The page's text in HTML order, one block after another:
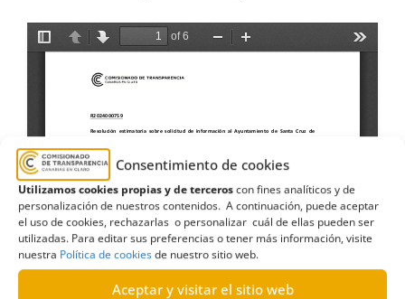
Consentimiento de cookies
Utilizamos cookies propias y de terceroscon fines analíticos y de
personalización de nuestros contenidos. A continuación, puede aceptar
el uso de cookies, rechazarlas o personalizar cuál de ellas pueden ser
utilizadas. Para editar sus preferencias o tener más información, visite
nuestra Política de cookiesde nuestro sitio web.
Aceptar y visitar el sitio web